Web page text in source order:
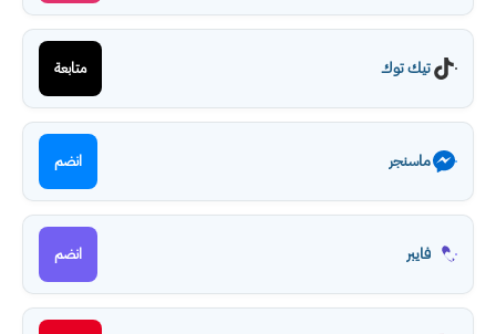
تيك توك متابعة
ماسنجر انضم
فايبر انضم